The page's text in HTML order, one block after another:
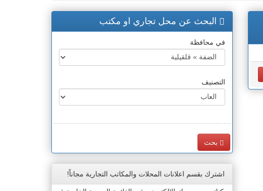
البحث عن محل تجاري او مكتب
في محافظة
التصنيف
بحث
اشترك بقسم اعلانات المحلات والمكاتب التجارية مجاناً!